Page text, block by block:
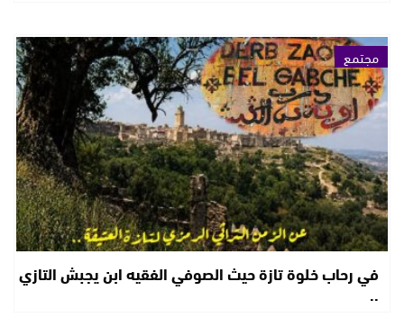
مجتمع
في رحاب خلوة تازة حيث الصوفي الفقيه ابن يجبش التازي
..